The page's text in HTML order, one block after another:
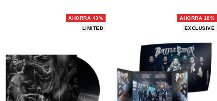
AHORRA 43%
LIMITED
AHORRA 18%
EXCLUSIVE